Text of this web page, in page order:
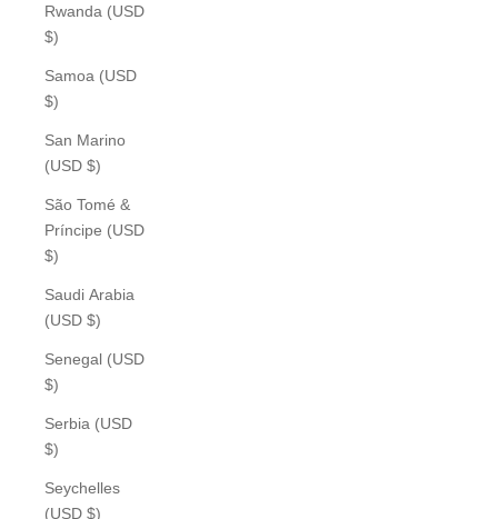
Rwanda (USD
$)
Samoa (USD
$)
San Marino
(USD $)
São Tomé &
Príncipe (USD
$)
Saudi Arabia
(USD $)
Senegal (USD
$)
Serbia (USD
$)
Seychelles
(USD $)